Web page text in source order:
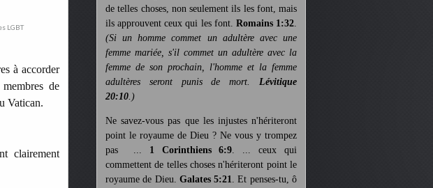
à accorder
de
Vatican.
clairement
de telles choses, non seulement ils les font, mais
ils approuvent ceux qui les font. Romains 1:32.
(Si un homme commet un adultère avec une
femme mariée, s'il commet un adultère avec la
femme de son prochain, l'homme et la femme
adultères seront punis de mort. Lévitique
20:10.)
Ne savez-vous pas que les injustes n'hériteront
point le royaume de Dieu ? Ne vous y trompez
pas ... 1 Corinthiens 6:9. ... ceux qui
commettent de telles choses n'hériteront point le
royaume de Dieu. Galates 5:21. Et penses-tu, ô